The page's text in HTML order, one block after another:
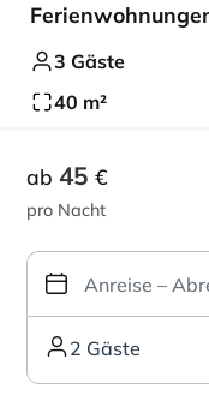
3 Gäste
40 m²
ab 45 €
pro Nacht
2 Gäste